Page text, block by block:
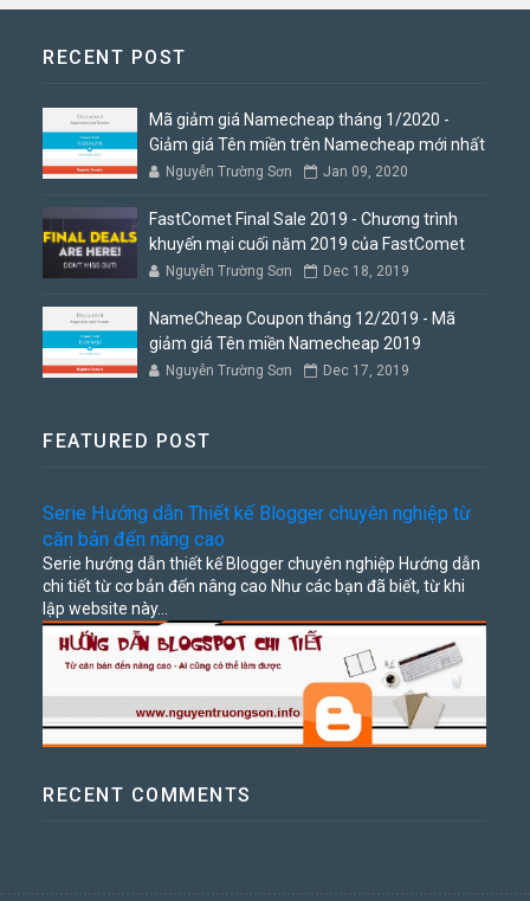
RECENT POST
Mã giảm giá Namecheap tháng 1/2020 -
Giảm giá Tên miền trên Namecheap mới nhất
Nguyễn Trường Sơn Jan 09, 2020
FastComet Final Sale 2019 - Chương trình
khuyến mại cuối năm 2019 của FastComet
Nguyễn Trường Sơn Dec 18, 2019
NameCheap Coupon tháng 12/2019 - Mã
giảm giá Tên miền Namecheap 2019
Nguyễn Trường Sơn Dec 17, 2019
FEATURED POST
Serie Hướng dẫn Thiết kế Blogger chuyên nghiệp từ
căn bản đến nâng cao
Serie hướng dẫn thiết kế Blogger chuyên nghiệp Hướng dẫn
chi tiết từ cơ bản đến nâng cao Như các bạn đã biết, từ khi
lập website này...
RECENT COMMENTS